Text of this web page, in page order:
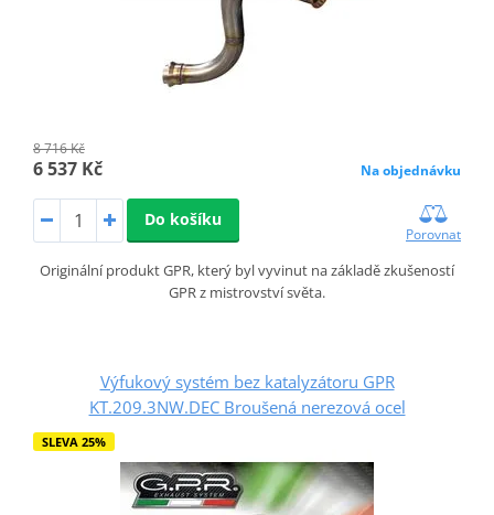
8 716 Kč
6 537 Kč Na objednávku
Do košíku
Porovnat
Originální produkt GPR, který byl vyvinut na základě zkušeností
GPR z mistrovství světa.
Výfukový systém bez katalyzátoru GPR
KT.209.3NW.DEC Broušená nerezová ocel
SLEVA 25%